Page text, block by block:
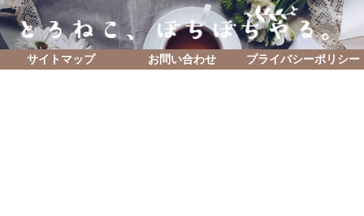
サイトマップ お問い合わせ プライバシーポリシー